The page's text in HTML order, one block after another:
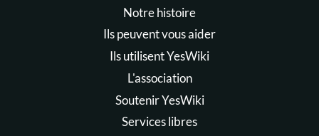
Notre histoire
Ils peuvent vous aider
Ils utilisent YesWiki
L'association
Soutenir YesWiki
Services libres